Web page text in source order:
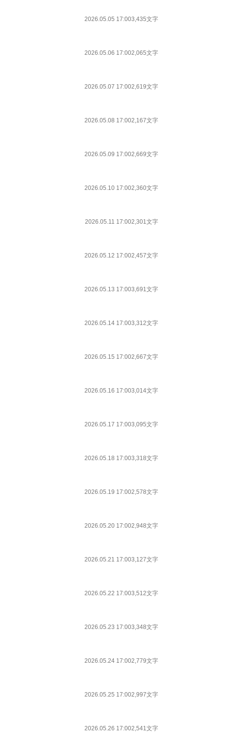
2026.05.05 17:003,435文字
2026.05.06 17:002,065文字
2026.05.07 17:002,619文字
2026.05.08 17:002,167文字
2026.05.09 17:002,669文字
2026.05.10 17:002,360文字
2026.05.11 17:002,301文字
2026.05.12 17:002,457文字
2026.05.13 17:003,691文字
2026.05.14 17:003,312文字
2026.05.15 17:002,667文字
2026.05.16 17:003,014文字
2026.05.17 17:003,095文字
2026.05.18 17:003,318文字
2026.05.19 17:002,578文字
2026.05.20 17:002,948文字
2026.05.21 17:003,127文字
2026.05.22 17:003,512文字
2026.05.23 17:003,348文字
2026.05.24 17:002,779文字
2026.05.25 17:002,997文字
2026.05.26 17:002,541文字